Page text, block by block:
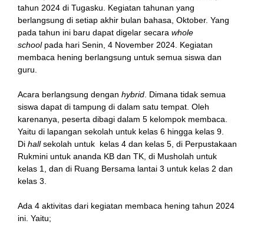
tahun 2024 di Tugasku. Kegiatan tahunan yang
berlangsung di setiap akhir bulan bahasa, Oktober. Yang
pada tahun ini baru dapat digelar secara whole
school pada hari Senin, 4 November 2024. Kegiatan
membaca hening berlangsung untuk semua siswa dan
guru.
Acara berlangsung dengan hybrid . Dimana tidak semua
siswa dapat di tampung di dalam satu tempat. Oleh
karenanya, peserta dibagi dalam 5 kelompok membaca.
Yaitu di lapangan sekolah untuk kelas 6 hingga kelas 9.
Di hallsekolah untuk kelas 4 dan kelas 5, di Perpustakaan
Rukmini untuk ananda KB dan TK, di Musholah untuk
kelas 1, dan di Ruang Bersama lantai 3 untuk kelas 2 dan
kelas 3.
Ada 4 aktivitas dari kegiatan membaca hening tahun 2024
ini. Yaitu;